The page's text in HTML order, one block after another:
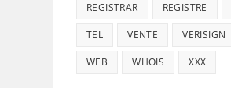
REGISTRAR REGISTRE
TEL VENTE VERISIGN
WEB WHOIS XXX